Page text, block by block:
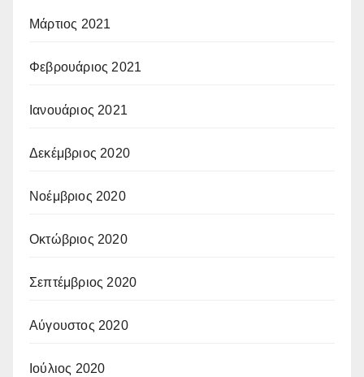
Μάρτιος 2021
Φεβρουάριος 2021
Ιανουάριος 2021
Δεκέμβριος 2020
Νοέμβριος 2020
Οκτώβριος 2020
Σεπτέμβριος 2020
Αύγουστος 2020
Ιούλιος 2020